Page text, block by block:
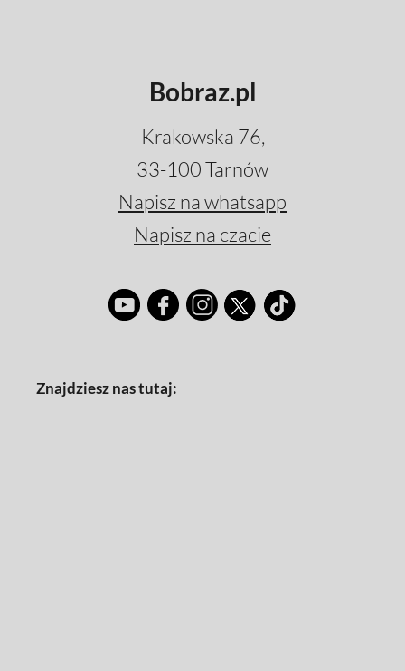
Bobraz.pl
Krakowska 76,
33-100 Tarnów
Napisz na whatsapp
Napisz na czacie
Znajdziesz nas tutaj: